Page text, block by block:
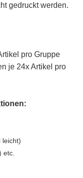
gedruckt werden.
pro Gruppe
je 24x Artikel pro
leicht)
etc.